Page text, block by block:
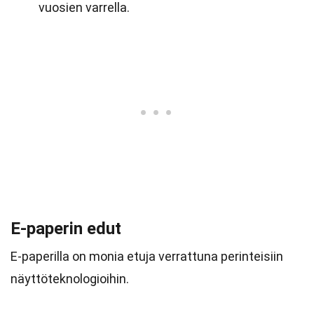
vuosien varrella.
E-paperin edut
E-paperilla on monia etuja verrattuna perinteisiin
näyttöteknologioihin.